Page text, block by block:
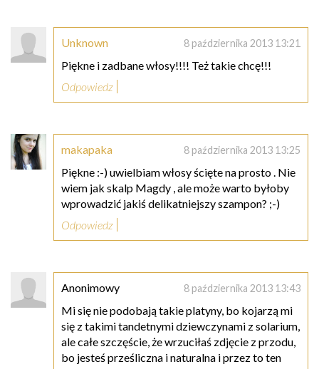
Unknown 8 października 2013 13:21
Piękne i zadbane włosy!!!! Też takie chcę!!!
Odpowiedz
makapaka 8 października 2013 13:25
Piękne :-) uwielbiam włosy ścięte na prosto . Nie
wiem jak skalp Magdy , ale może warto byłoby
wprowadzić jakiś delikatniejszy szampon? ;-)
Odpowiedz
Anonimowy 8 października 2013 13:43
Mi się nie podobają takie platyny, bo kojarzą mi
się z takimi tandetnymi dziewczynami z solarium,
ale całe szczęście, że wrzuciłaś zdjęcie z przodu,
bo jesteś prześliczna i naturalna i przez to ten